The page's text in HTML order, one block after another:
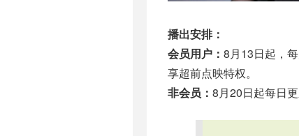
播出安排：
会员用户： 8月13日起，
享超前点映特权。
非会员： 8月20日起每日